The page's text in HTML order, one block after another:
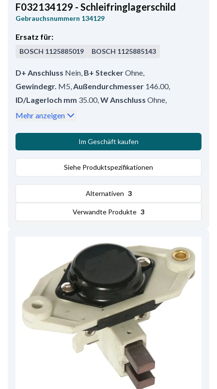
F032134129 - Schleifringlagerschild
Gebrauchsnummern 134129
Ersatz für:
BOSCH 1125885019 BOSCH 1125885143
D+ Anschluss Nein, B+ SteckerOhne,
Gewindegr. M5,Außendurchmesser 146.00,
ID/Lagerloch mm 35.00,W Anschluss Ohne,
ID Loch/B+ mm12.00
Lager: HC-CARGO 140105.
Mehr anzeigen
Im Geschäft kaufen
Siehe Produktspezifikationen
Alternativen 3
Verwandte Produkte 3